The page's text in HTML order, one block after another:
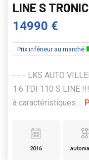
LINE S
14990 €
Prix inférieur au marché
- - - LKS AUTO
1.6 TDI 110 S LINE
à caractéristiques ...
2016